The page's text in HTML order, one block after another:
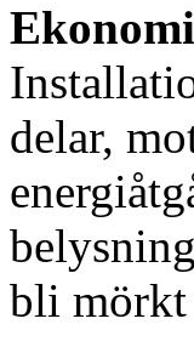
delar,
bli mörkt